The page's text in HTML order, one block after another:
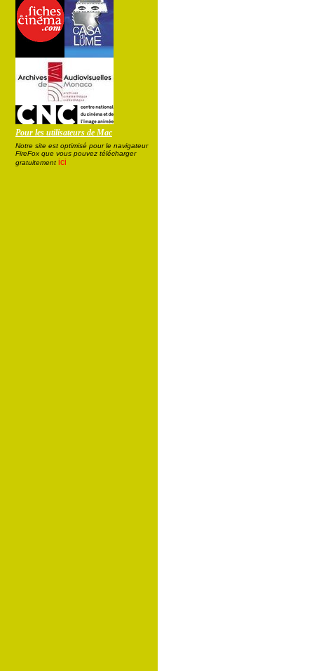
Pour les utilisateurs de Mac
Notre site est optimisé pour le navigateur
FireFox que vous pouvez télécharger
gratuitement ici